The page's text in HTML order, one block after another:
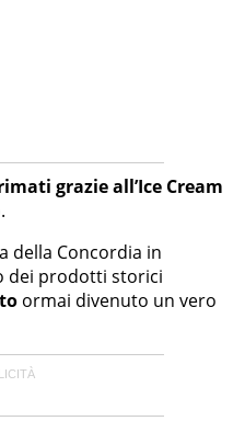
grazie all’Ice Cream
della Concordia in
dei prodotti storici
ormai divenuto un vero